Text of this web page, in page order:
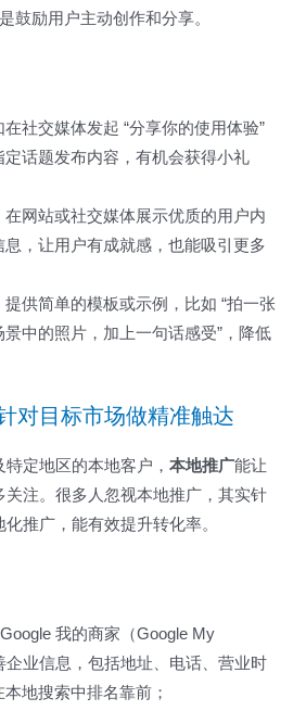
鼓励用户主动创作和分享。
在社交媒体发起 “分享你的使用体验”
定话题发布内容，有机会获得小礼
在网站或社交媒体展示优质的用户内
息，让用户有成就感，也能吸引更多
提供简单的模板或示例，比如 “拍一张
中的照片，加上一句话感受”，降低
对目标市场做精准触达
特定地区的本地客户，本地推广能让
关注。很多人忽视本地推广，其实针
推广，能有效提升转化率。
Google 我的商家（Google My
企业信息，包括地址、电话、营业时
地搜索中排名靠前；